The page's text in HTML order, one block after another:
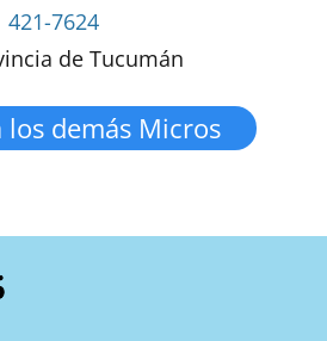
421-7624
de Tucumán
los demás Micros